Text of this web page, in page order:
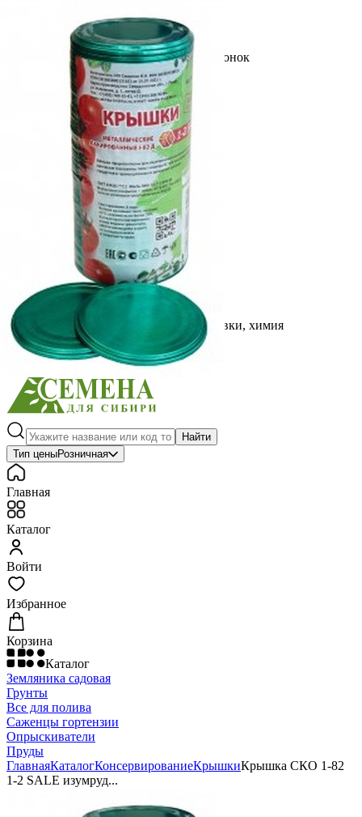
Обратный звонокЗаказать обратный звонок
Семена
Грунты
Газонные травы, сидераты
Горшки, рассадники, аксессуары
Посадочный материал
Садовый инструмент, инвентарь
Консервирование
Средства защиты, удобрения, добавки, химия
Обустройство сада, декор
Найти
Тип ценыРозничная
Главная
Каталог
Войти
Избранное
Корзина
Каталог
Земляника садовая
Грунты
Все для полива
Саженцы гортензии
Опрыскиватели
Пруды
ГлавнаяКаталогКонсервированиеКрышкиКрышка СКО 1-82
1-2 SALE изумруд...